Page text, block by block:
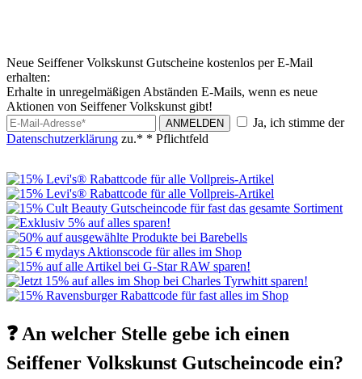
Neue Seiffener Volkskunst Gutscheine kostenlos per E-Mail
erhalten:
Erhalte in unregelmäßigen Abständen E-Mails, wenn es neue
Aktionen von Seiffener Volkskunst gibt!
ANMELDEN
Ja, ich stimme der
Datenschutzerklärung zu.* * Pflichtfeld
❓ An welcher Stelle gebe ich einen
Seiffener Volkskunst Gutscheincode ein?